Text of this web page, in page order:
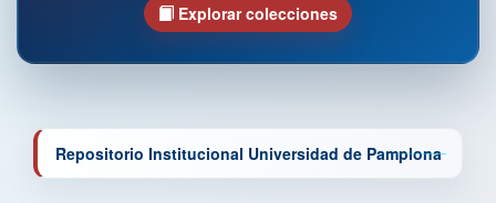
Explorar colecciones
Repositorio Institucional Universidad de Pamplona